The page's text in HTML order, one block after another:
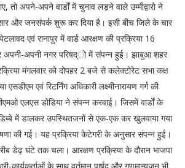
तो अपने-अपने वार्डों में चुनाव लड़ने वाले उम्मीद्वारो ने
और जनसंपर्क शुरू कर दिया है। इसी बीच जिले के चार
एवं रानापुर में वार्ड आरक्षण की प्रक्रिया 16
अपनी-अपनी नगर परिषद्ो में संपन्न हुई। झाबुआ शहर
मंगलवार को दोपहर 2 बजे से कलेक्टोरेट सभा कक्ष
एवं रिटर्निंग अधिकारी लक्ष्मीनारायण गर्ग की
एलएस डोडिया ने संपन्न करवाई। जिसमें वार्डों के
में डालकर उपस्थितजनों से एक-एक कर खुलवाया गया
की गई। यह प्रक्रिया केटेगरी के अनुसार संपन्न हुई।
डेढ़ घंटे तक चला। आरक्षण प्रक्रिया के दौरान भाजपा